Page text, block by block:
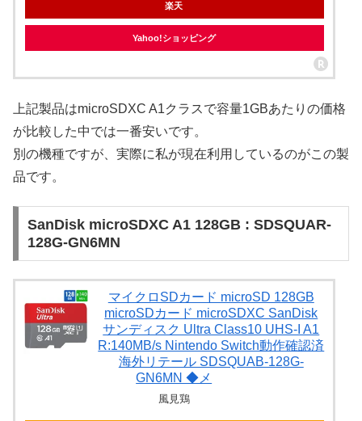
楽天
Yahoo!ショッピング
上記製品はmicroSDXC A1クラスで容量1GBあたりの価格
が比較した中では一番安いです。
別の機種ですが、実際に私が現在利用しているのがこの製
品です。
SanDisk microSDXC A1 128GB : SDSQUAR-
128G-GN6MN
マイクロSDカード microSD 128GB
microSDカード microSDXC SanDisk
サンディスク Ultra Class10 UHS-I A1
R:140MB/s Nintendo Switch動作確認済
海外リテール SDSQUAB-128G-
GN6MN ◆メ
風見鶏